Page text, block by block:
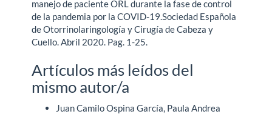
manejo de paciente ORL durante la fase de control
de la pandemia por la COVID-19.Sociedad Española
de Otorrinolaringología y Cirugía de Cabeza y
Cuello. Abril 2020. Pag. 1-25.
Artículos más leídos del
mismo autor/a
Juan Camilo Ospina García, Paula Andrea